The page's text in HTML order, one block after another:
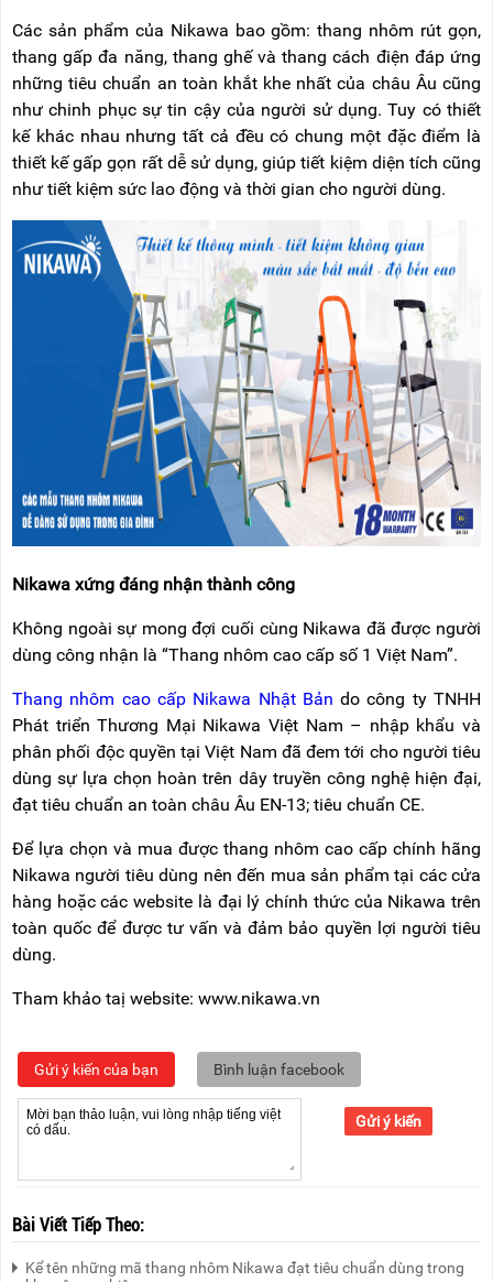
Các sản phẩm của Nikawa bao gồm: thang nhôm rút gọn,
thang gấp đa năng, thang ghế và thang cách điện đáp ứng
những tiêu chuẩn an toàn khắt khe nhất của châu Âu cũng
như chinh phục sự tin cậy của người sử dụng. Tuy có thiết
kế khác nhau nhưng tất cả đều có chung một đặc điểm là
thiết kế gấp gọn rất dễ sử dụng, giúp tiết kiệm diện tích cũng
như tiết kiệm sức lao động và thời gian cho người dùng.
Nikawa xứng đáng nhận thành công
Không ngoài sự mong đợi cuối cùng Nikawa đã được người
dùng công nhận là “Thang nhôm cao cấp số 1 Việt Nam”.
Thang nhôm cao cấp Nikawa Nhật Bản do công ty TNHH
Phát triển Thương Mại Nikawa Việt Nam – nhập khẩu và
phân phối độc quyền tại Việt Nam đã đem tới cho người tiêu
dùng sự lựa chọn hoàn trên dây truyền công nghệ hiện đại,
đạt tiêu chuẩn an toàn châu Âu EN-13; tiêu chuẩn CE.
Để lựa chọn và mua được thang nhôm cao cấp chính hãng
Nikawa người tiêu dùng nên đến mua sản phẩm tại các cửa
hàng hoặc các website là đại lý chính thức của Nikawa trên
toàn quốc để được tư vấn và đảm bảo quyền lợi người tiêu
dùng.
Tham khảo taị website: www.nikawa.vn
Gửi ý kiến của bạn Bình luận facebook
Gửi ý kiến
Bài Viết Tiếp Theo:
Kể tên những mã thang nhôm Nikawa đạt tiêu chuẩn dùng trong